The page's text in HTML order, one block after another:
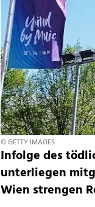
© GETTY IMAGES
Infolge des
unterliegen
Wien strengen